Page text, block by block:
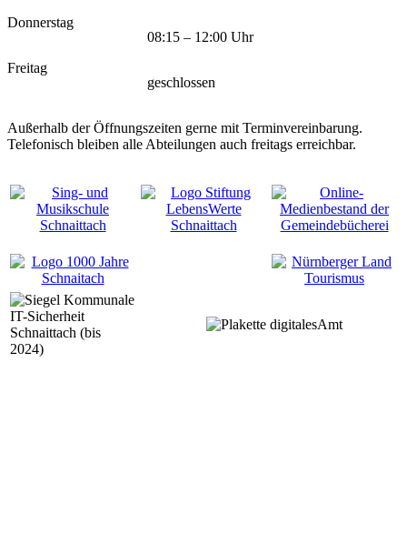
Donnerstag
08:15 – 12:00 Uhr
Freitag
geschlossen
Außerhalb der Öffnungszeiten gerne mit Terminvereinbarung.
Telefonisch bleiben alle Abteilungen auch freitags erreichbar.